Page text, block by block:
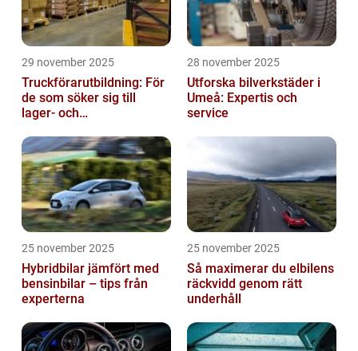
29 november 2025
Truckförarutbildning: För
de som söker sig till
lager- och
28 november 2025
Utforska bilverkstäder i
Umeå: Expertis och
service
25 november 2025
Hybridbilar jämfört med
bensinbilar – tips från
experterna
25 november 2025
Så maximerar du elbilens
räckvidd genom rätt
underhåll